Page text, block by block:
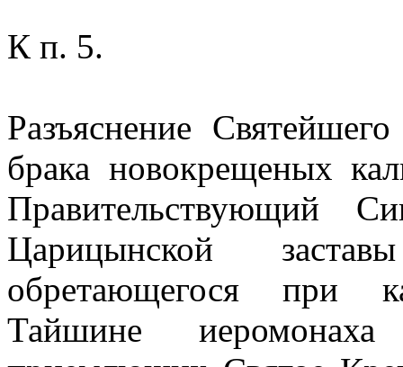
К п. 5.
Разъяснение
брака новокрещеных
Правительствующий
Царицынской
обретающегося при
Тайшине